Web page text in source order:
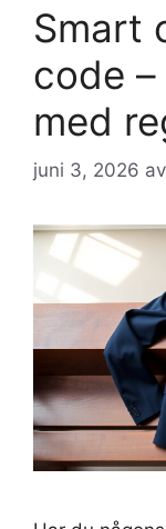
Smart
code
med
juni 3, 2026 av